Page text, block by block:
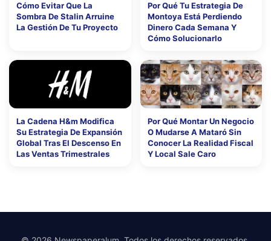
Cómo Evitar Que La
Sombra De Stalin Arruine
La Gestión De Tu Proyecto
Por Qué Tu Estrategia De
Montoya Está Perdiendo
Dinero Cada Semana Y
Cómo Solucionarlo
La Cadena H&m Modifica
Su Estrategia De Expansión
Global Tras El Descenso En
Las Ventas Trimestrales
Por Qué Montar Un Negocio
O Mudarse A Mataró Sin
Conocer La Realidad Fiscal
Y Local Sale Caro